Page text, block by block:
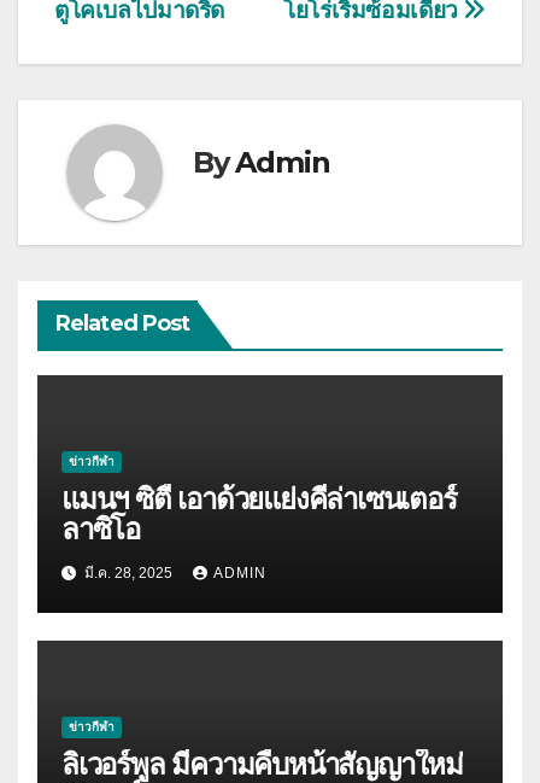
เรื่อง
โยโร่เริ่มซ้อมเดี่ยว
ตูโคเบลไปมาดริด
ByAdmin
Related Post
ข่าวกีฬา
แมนฯ ซิตี้ เอาด้วยแย่งคีล่าเซนเตอร์
ลาซิโอ
มี.ค. 28, 2025 ADMIN
ข่าวกีฬา
ลิเวอร์พูล มีความคืบหน้าสัญญาใหม่